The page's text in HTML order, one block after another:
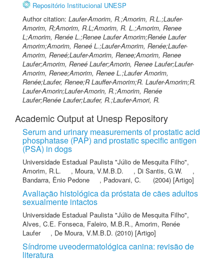
Repositório Institucional UNESP
Author citation: Laufer-Amorim, R.;Amorim, R.L.;Laufer-
Amorim, R;Amorim, R.L;Amorim, R. L.;Amorim, Renee
L;Amorim, Renée L.;Renee Laufer Amorim;Renée Laufer
Amorim;Amorim, Reneé L.;Laufer-Amorim, Renée;Laufer-
Amorim, Reneé;Laufer-Amorim, Renee;Amorim, Renee
Laufer;Amorim, Reneé Laufer;Amorin, Renee Laufer;Laufer-
Amorim, Renee;Amorim, Renee L.;Laufer Amorim,
Renée;Laufer, Renee;R Lauffer-Amorim;R. Laufer-Amorim;R.
Laufer-Amorin;Laufer-Amorin, R.;Amorim, Renée
Laufer;Renée Laufer;Laufer, R.;Laufer-Amori, R.
Academic Output at Unesp Repository
Serum and urinary measurements of prostatic acid
phosphatase (PAP) and prostatic specific antigen
(PSA) in dogs
Universidade Estadual Paulista "Júlio de Mesquita Filho",
Amorim, R.L.
, Moura, V.M.B.D. , Di Santis, G.W.
,
Bandarra, Ênio Pedone
, Padovani, C. (2004) [Artigo]
Avaliação histológica da próstata de cães adultos
sexualmente intactos
Universidade Estadual Paulista "Júlio de Mesquita Filho",
Alves, C.E. Fonseca, Faleiro, M.B.R., Amorim, Renée
Laufer
, De Moura, V.M.B.D. (2010) [Artigo]
Síndrome uveodermatológica canina: revisão de
literatura